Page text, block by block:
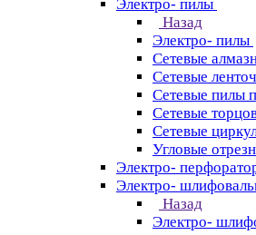
Электро- пилы
Назад
Электро- пилы
Сетевые
Сетевые
Сетевые пилы
Сетевые
Сетевые
Угловые
Электро-
Электро-
Назад
Электро-